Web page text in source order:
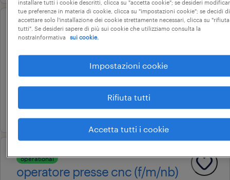
operational
operatore cnc (m/f/nb)
vicenza, veneto
tempo determinato
22.000 € - 28.000 € annuale
15 giugno 2026
operational
operatore presse cnc (f/m/nb)
installare tutti i cookie descritti, clicca su "accetta cookie"; se desideri
tue preferenze in materia di cookie, clicca su "impostazioni cookie"; se decidi di
accettare solo l'installazione dei cookie strettamente necessari, clicca su "rifiuta
tutti". Se desideri sapere di più sui cookie che utilizziamo consulta la
nostraInformativa
sui cookie.
Impostazioni cookie
Rifiuta tutti
Accetta tutti i cookie